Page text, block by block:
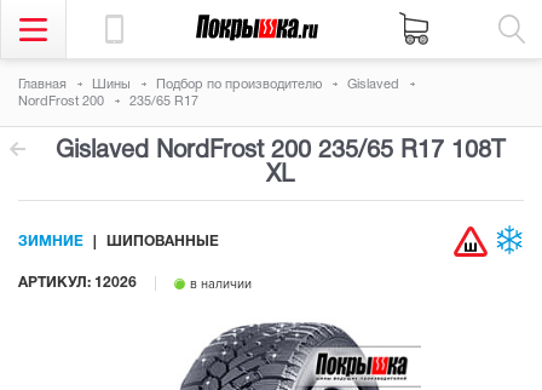
Главная Шины Подбор по производителю
Gislaved
NordFrost 200
235/65 R17
Gislaved NordFrost 200 235/65 R17 108T
XL
АРТИКУЛ: 12026 в наличии
ЗИМНИЕ ШИПОВАННЫЕ